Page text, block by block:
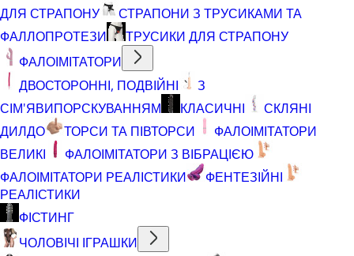
ДЛЯ СТРАПОНУ
СТРАПОНИ З ТРУСИКАМИ ТА
ФАЛЛОПРОТЕЗИ
ТРУСИКИ ДЛЯ СТРАПОНУ
ФАЛОІМІТАТОРИ
ДВОСТОРОННІ, ПОДВІЙНІ
З
СІМ'ЯВИПОРСКУВАННЯМ
КЛАСИЧНІ
СКЛЯНІ
ДИЛДО
ТОРСИ ТА ПІВТОРСИ
ФАЛОІМІТАТОРИ
ВЕЛИКІ
ФАЛОІМІТАТОРИ З ВІБРАЦІЄЮ
ФАЛОІМІТАТОРИ РЕАЛІСТИКИ
ФЕНТЕЗІЙНІ
РЕАЛІСТИКИ
ФІСТИНГ
ЧОЛОВІЧІ ІГРАШКИ